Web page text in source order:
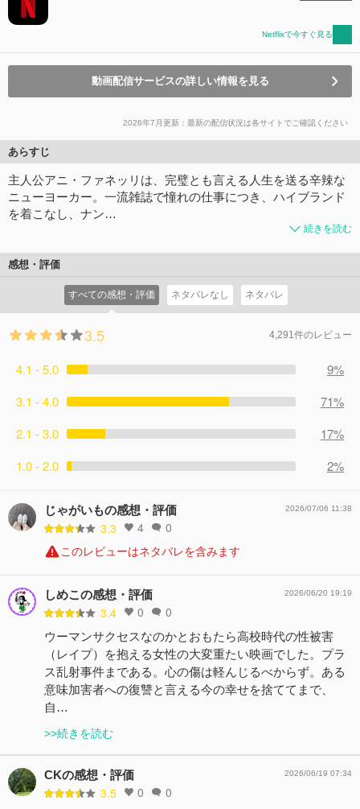
Netflixで今すぐ見る
動画配信サービスの詳しい情報を見る
2026年7月更新：最新の配信状況は各サイトでご確認ください
あらすじ
主人公アニ・ファネッリは、完璧とも言える人生を送る辛辣な
ニューヨーカー。一流雑誌で憧れの仕事につき、ハイブランド
を着こなし、ナン…
続きを読む
感想・評価
すべての感想・評価 ネタバレなし ネタバレ
3.5 4,291件のレビュー
4.1 - 5.0
9%
3.1 - 4.0
71%
2.1 - 3.0
17%
1.0 - 2.0
2%
じゃがいもの感想・評価
3.3 4 0
2026/07/06 11:38
このレビューはネタバレを含みます
しめこの感想・評価
3.4 0 0
2026/06/20 19:19
ウーマンサクセスなのかとおもたら高校時代の性被害
（レイプ）を抱える女性の大変重たい映画でした。プラ
ス乱射事件まである。心の傷は軽んじるべからず。ある
意味加害者への復讐と言える今の幸せを捨ててまで、
自…
>>続きを読む
CKの感想・評価
3.5 0 0
2026/06/19 07:34